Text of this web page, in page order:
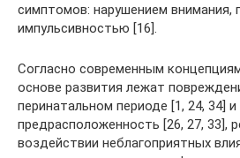
симптомов: нарушением внимания,
импульсивностью [16].
Согласно современным
основе развития лежат
перинатальном периоде [1, 24, 34]
предрасположенность [26, 27, 33],
воздействии неблагоприятных